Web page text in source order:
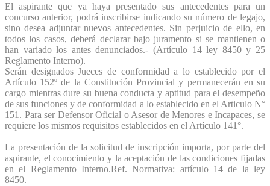
El aspirante que ya haya presentado sus antecedentes para un
concurso anterior, podrá inscribirse indicando su número de legajo,
sino desea adjuntar nuevos antecedentes. Sin perjuicio de ello, en
todos los casos, deberá declarar bajo juramento si se mantienen o
han variado los antes denunciados.- (Artículo 14 ley 8450 y 25
Reglamento Interno).
Serán designados Jueces de conformidad a lo establecido por el
Artículo 152º de la Constitución Provincial y permanecerán en su
cargo mientras dure su buena conducta y aptitud para el desempeño
de sus funciones y de conformidad a lo establecido en el Articulo N°
151. Para ser Defensor Oficial o Asesor de Menores e Incapaces, se
requiere los mismos requisitos establecidos en el Artículo 141°.
La presentación de la solicitud de inscripción importa, por parte del
aspirante, el conocimiento y la aceptación de las condiciones fijadas
en el Reglamento Interno.Ref. Normativa: artículo 14 de la ley
8450.